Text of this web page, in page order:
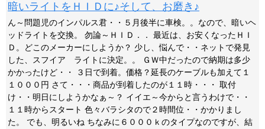
暗いライトをＨＩＤに♪そして、お磨き♪
ん～問題児のインパルス君・・５月後半に車検。。なので、暗いヘ
ッドライトを交換。 勿論～ＨＩＤ．． 最近は、お安くなったＨＩ
Ｄ。どこのメーカーにしようか？ 少し、悩んで・・ネットで発見
した、スフイア ライトに決定。。 ＧＷ中だったので納期は多少
かかったけど・・ ３日で到着。価格？延長のケーブルも加えて１
１０００円 さて・・・商品が到着したのが１１時・・・ 取付
け・・明日にしようかなぁ～？ イイエ～今からと言うわけで・・
１１時からスタート 色々バラシタので２時間位・・かかりまし
た。 でも、明るいね ちなみに６０００ｋのタイプなのですが、結